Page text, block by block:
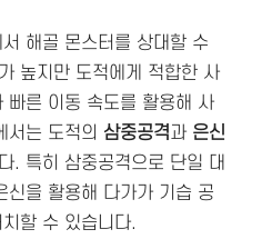
해골 몬스터를 상대할 수
높지만 도적에게 적합한 사
빠른 이동 속도를 활용해 사
서는 도적의 삼중공격과 은신
. 특히 삼중공격으로 단일 대
신을 활용해 다가가 기습 공
할 수 있습니다.